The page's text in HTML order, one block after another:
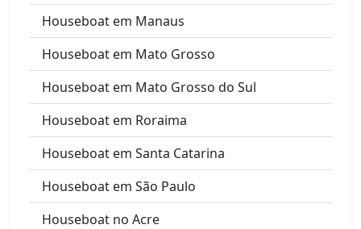
Houseboat em Manaus
Houseboat em Mato Grosso
Houseboat em Mato Grosso do Sul
Houseboat em Roraima
Houseboat em Santa Catarina
Houseboat em São Paulo
Houseboat no Acre